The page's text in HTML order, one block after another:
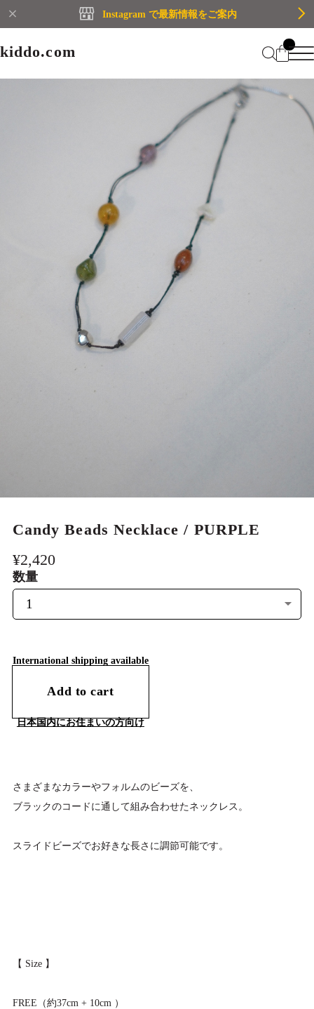
Instagram で最新情報をご案内
kiddo.com
kiddo.com
CATEGORY
WOMEN
BRAND
WOMEN
MEN
Membership
Mypage
Login
Information
プライバシーポリシー
特定商取引法に基づく表記
会員規約
Candy Beads Necklace / PURPLE
¥2,420
数量
International shipping available
Add to cart
日本国内にお住まいの方向け
さまざまなカラーやフォルムのビーズを、
ブラックのコードに通して組み合わせたネックレス。
スライドビーズでお好きな長さに調節可能です。
【 Size 】
FREE（約37cm + 10cm ）